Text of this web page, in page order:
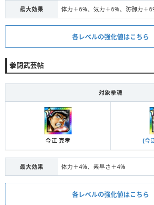
体力＋2%、攻撃力＋2%、素早さ
段階Ⅳ 対象 全体
段階Ⅴ
条件 4体の拳魂の拳魂 進化＋21
対象 全体
効果 体力＋6%、攻撃力＋6%、素早
最大効果 体力＋6%、気力＋6%、防御力＋
各レベルの強化値はこちら
条件 4体の拳魂の拳魂 進化＋5
効果 体力＋1%、気力＋1%、防御力
条件 4体の拳魂の拳魂 進化＋10
対象 全体
体力＋1.5%、気力＋1.5%、防御
条件 4体の拳魂の拳魂 進化＋15
全体
拳闘武芸帖
対象拳魂
今江 克孝 (今
最大効果 体力＋4%、素早さ＋4%
各レベルの強化値はこちら